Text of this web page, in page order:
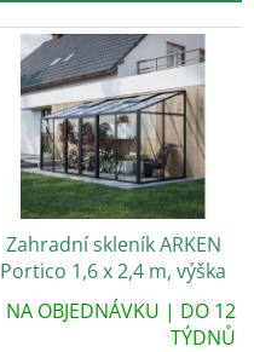
Zahradní skleník ARKEN
Portico 1,6 x 2,4 m, výška
248 cm, sklo 4 mm
NA OBJEDNÁVKU | DO 12
TÝDNŮ